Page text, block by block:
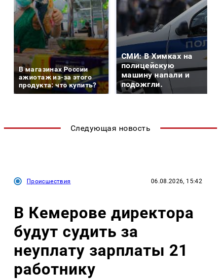
В магазинах России
ажиотаж из-за этого
продукта: что купить?
СМИ: В Химках на
полицейскую
машину напали и
подожгли.
Следующая новость
Происшествия 06.08.2026, 15:42
В Кемерове директора
будут судить за
неуплату зарплаты 21
работнику